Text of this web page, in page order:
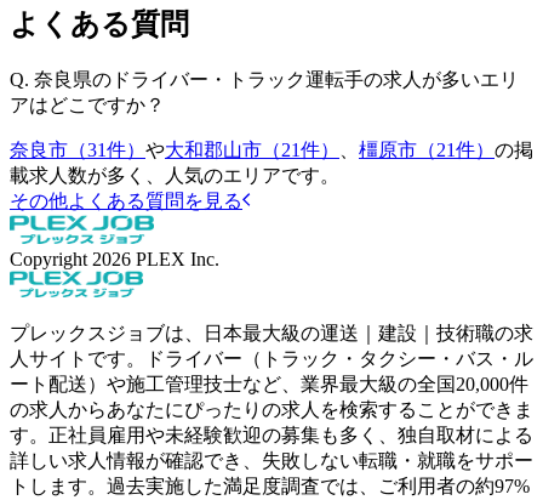
よくある質問
Q. 奈良県のドライバー・トラック運転手の求人が多いエリ
アはどこですか？
奈良市（31件） や大和郡山市（21件） 橿原市（21件） の掲
載求人数が多く、人気のエリアです。
その他よくある質問を見る
Copyright 2026 PLEX Inc.
プレックスジョブは、日本最大級の運送｜建設｜技術職の求
人サイトです。ドライバー（トラック・タクシー・バス・ル
ート配送）や施工管理技士など、業界最大級の全国20,000件
の求人からあなたにぴったりの求人を検索することができま
す。正社員雇用や未経験歓迎の募集も多く、独自取材による
詳しい求人情報が確認でき、失敗しない転職・就職をサポー
トします。過去実施した満足度調査では、ご利用者の約97%